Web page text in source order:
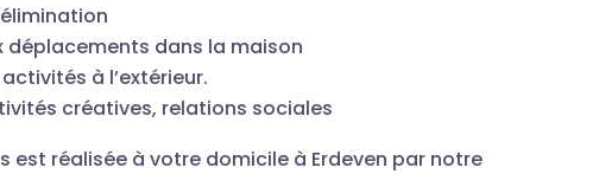
déplacements dans la maison
à l’extérieur.
créatives, relations sociales
est réalisée à votre domicile à Erdeven par notre